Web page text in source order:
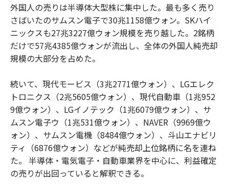
外国人の売りは半導体大型株に集中した。最も多く売り
さばいたのサムスン電子で30兆1158億ウォン。SKハイ
ニックスも27兆3227億ウォン規模を売り越した。2銘柄
だけで57兆4385億ウォンが流出し、全体の外国人純売却
規模の大部分を占めた。
続いて、現代モービス（3兆2771億ウォン）、LGエレク
トロニクス（2兆5605億ウォン）、現代自動車（1兆952
9億ウォン）、LGイノテック（1兆6079億ウォン）、サ
ムスン電子ウ（1兆531億ウォン）、NAVER（9969億ウ
ォン）、サムスン電機（8484億ウォン）、斗山エナビリ
ティ（6876億ウォン）などが純売却上位銘柄に名を連ね
た。 半導体・電気電子・自動車業界を中心に、利益確定
の売りが出回っていると解釈できる。